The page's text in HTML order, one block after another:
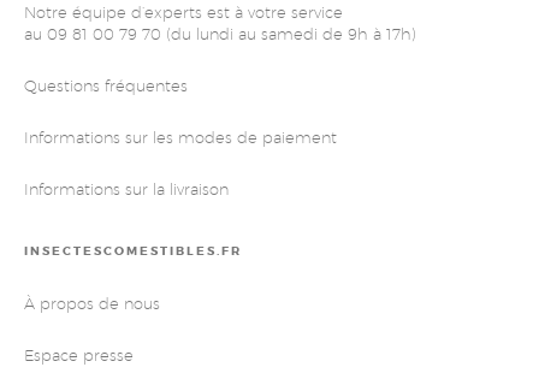
Notre équipe d’experts est à votre service
au 09 81 00 79 70 (du lundi au samedi de 9h à 17h)
Questions fréquentes
Informations sur les modes de paiement
Informations sur la livraison
INSECTESCOMESTIBLES.FR
À propos de nous
Espace presse